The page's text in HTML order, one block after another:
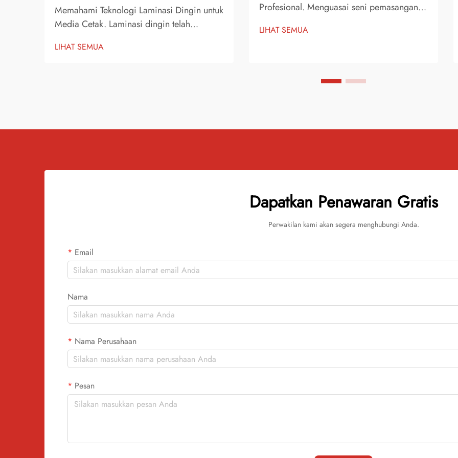
Memahami Teknologi Laminasi Dingin untuk
Media Cetak. Laminasi dingin telah
meningkatkan kualitas bahan cetak,
LIHAT SEMUA
Profesional. Menguasai seni pemasangan
kalangan penggemar DIY maupun
memukau semakin mudah...
LIHAT SEMUA
Dapatkan Penawaran Gratis
Perwakilan kami akan segera menghubungi Anda.
Email
Nama
Nama Perusahaan
Pesan